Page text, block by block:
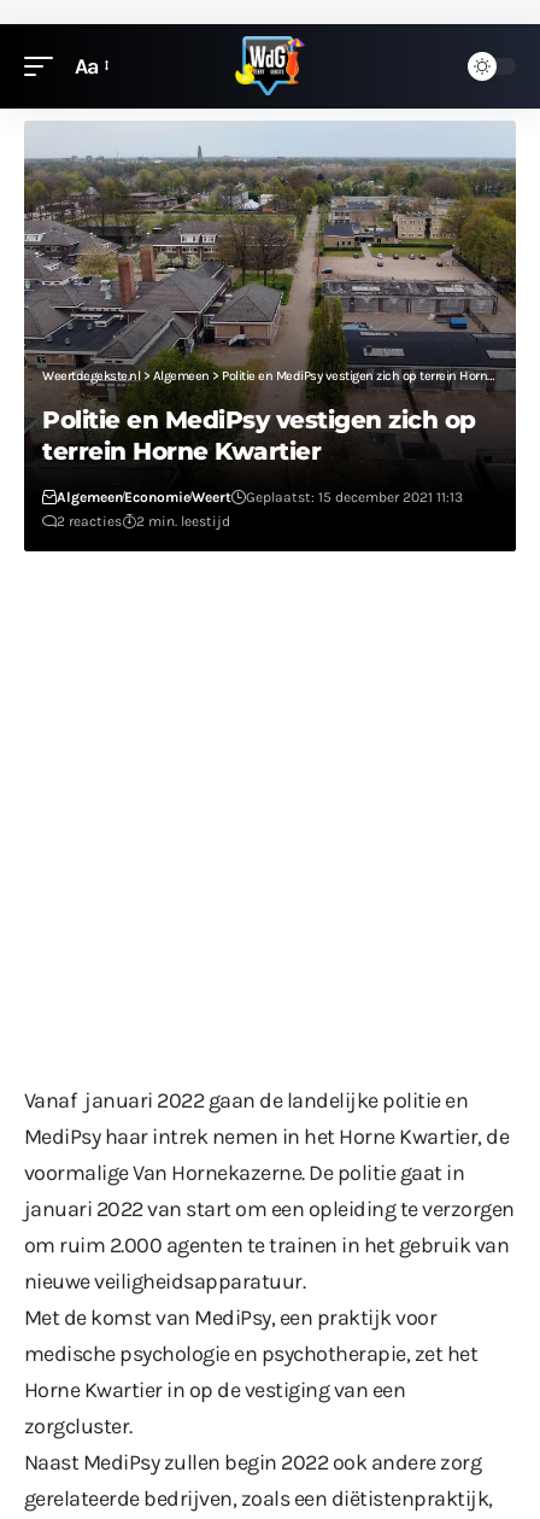
Aa
Weertdegekste.nl>Algemeen>Politie en MediPsy vestigen zich op terrein Horne Kwartier
Politie en MediPsy vestigen zich op
terrein Horne Kwartier
AlgemeenEconomieWeert
Geplaatst: 15 december 2021 11:13
2 reacties
2 min. leestijd
Vanaf januari 2022 gaan de landelijke politie en
MediPsy haar intrek nemen in het Horne Kwartier, de
voormalige Van Hornekazerne. De politie gaat in
januari 2022 van start om een opleiding te verzorgen
om ruim 2.000 agenten te trainen in het gebruik van
nieuwe veiligheidsapparatuur.
Met de komst van MediPsy, een praktijk voor
medische psychologie en psychotherapie, zet het
Horne Kwartier in op de vestiging van een
zorgcluster.
Naast MediPsy zullen begin 2022 ook andere zorg
gerelateerde bedrijven, zoals een diëtistenpraktijk,